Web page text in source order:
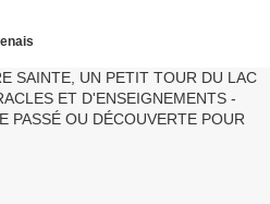
DÉCOUVERTE POUR